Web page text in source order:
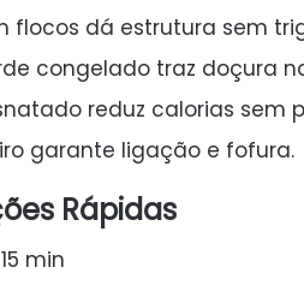
flocos dá estrutura sem
congelado traz doçura
reduz calorias sem
garante ligação e fofura.
Rápidas
min